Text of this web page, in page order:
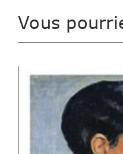
Vous